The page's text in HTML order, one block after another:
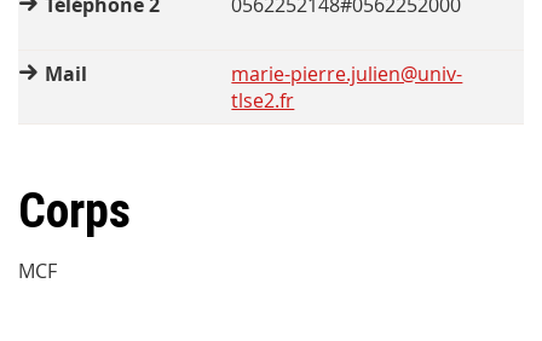
Mail
marie-pierre.julien@univ-
tlse2.fr
Corps
MCF